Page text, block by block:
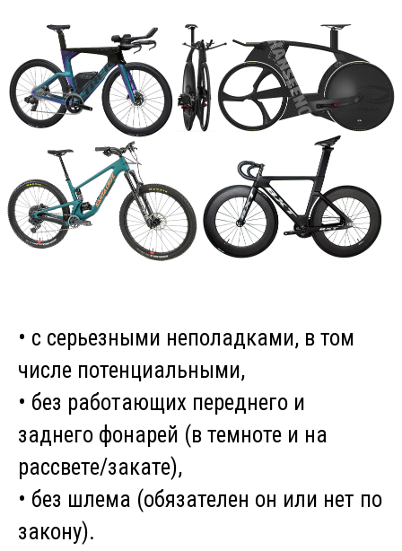
• с серьезными неполадками, в том
числе потенциальными,
• без работающих переднего и
заднего фонарей (в темноте и на
рассвете/закате),
• без шлема (обязателен он или нет по
закону).